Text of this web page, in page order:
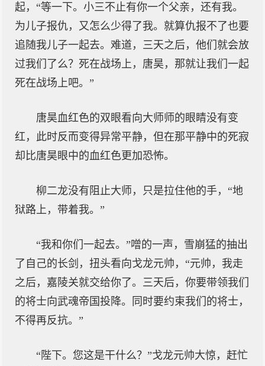
起，“等一下。小三不止有你一个父亲，还有我。
为儿子报仇，又怎么少得了我。就算仇报不了也要
追随我儿子一起去。难道，三天之后，他们就会放
过我们了么？死在战场上，唐昊，那就让我们一起
死在战场上吧。”
唐昊血红色的双眼看向大师师的眼睛没有变
红，此时反而变得异常平静，但在那平静中的死寂
却比唐昊眼中的血红色更加恐怖。
柳二龙没有阻止大师，只是拉住他的手，“地
狱路上，带着我。”
“我和你们一起去。”噌的一声，雪崩猛的抽出
了自己的长剑，扭头看向戈龙元帅，“元帅，我走
之后，嘉陵关就交给你了。三天后，你要带领我们
的将士向武魂帝国投降。同时要约束我们的将士，
不得再反抗。”
“陛下。您这是干什么？”戈龙元帅大惊，赶忙